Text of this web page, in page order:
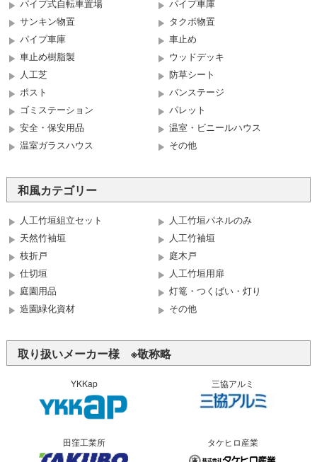
パイプ式自転車置場
パイプ車庫
サンキン物置
タクボ物置
パイプ車庫
車止め
車止め樹脂製
ウッドデッキ
人工芝
防草シート
ポスト
バンステージ
ゴミステーション
パレット
安全・保安用品
温室・ビニールハウス
温室ガラスハウス
その他
和風カテゴリー
人工竹垣組立セット
人工竹垣パネルのみ
天然竹袖垣
人工竹袖垣
枝折戸
庭木戸
仕切垣
人工竹垣用扉
庭園用品
灯篭・つくばい・灯り
造園緑化資材
その他
取り扱いメーカー様 ※敬称略
YKKap 三協アルミ
田窪工業所 タケヒロ産業